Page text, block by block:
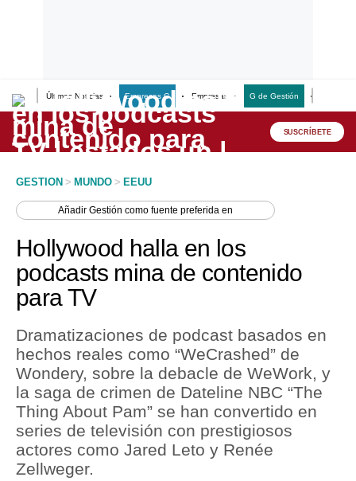
Últimas Noticias Empresas G Empresas G de Gestión
Lo último
Peru Quiosco
Economía
Mercados
Política
Tu Dinero
Finanzas Personales
Inmobiliarias
SUSCRÍBETE
GESTION > MUNDO > EEUU
AñadirGestión como fuente preferida en
Hollywood halla en los
podcasts mina de contenido
para TV
Dramatizaciones de podcast basados en
hechos reales como “WeCrashed” de
Wondery, sobre la debacle de WeWork, y
la saga de crimen de Dateline NBC “The
Thing About Pam” se han convertido en
series de televisión con prestigiosos
actores como Jared Leto y Renée
Zellweger.